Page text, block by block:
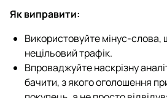
Як виправити:
Використовуйте мінус-слова,
нецільовий трафік.
Впроваджуйте наскрізну
бачити, з якого оголошення